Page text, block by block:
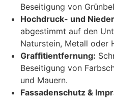
Beseitigung von
Hochdruck- und
abgestimmt auf den
Naturstein, Metall oder
Graffitientfernung:
Beseitigung von
und Mauern.
Fassadenschutz &